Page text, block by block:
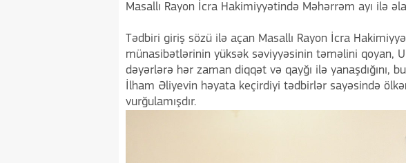
Masallı Rayon İcra Hakimiyyətində Məhərrəm ayı ilə
Tədbiri giriş sözü ilə açan Masallı Rayon İcra
münasibətlərinin yüksək səviyyəsinin təməlini qoyan,
dəyərlərə hər zaman diqqət və qayğı ilə yanaşdığını,
İlham Əliyevin həyata keçirdiyi tədbirlər sayəsində
vurğulamışdır.